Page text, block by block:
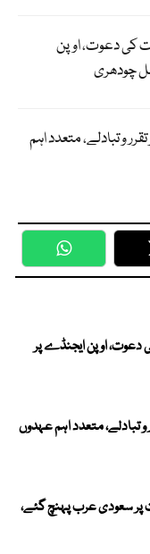
کی دعوت، اوپن
چودھری
و تبادلے، متعدد اہم
WhatsApp
دعوت، اوپن ایجنڈے پر
تبادلے، متعدد اہم عہدوں
پر سعودی عرب پہنچ گئے،